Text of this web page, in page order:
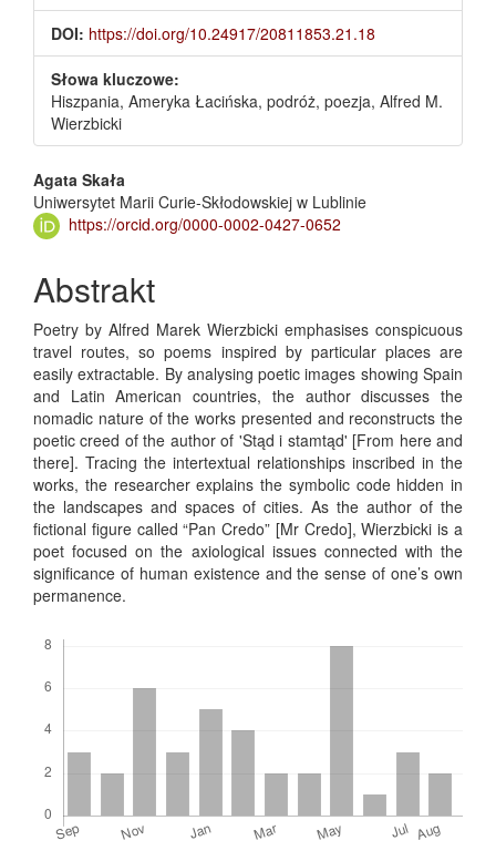
DOI: https://doi.org/10.24917/20811853.21.18
Słowa kluczowe:
Hiszpania, Ameryka Łacińska, podróż, poezja, Alfred M.
Wierzbicki
Main
Article
Agata Skała
Uniwersytet Marii Curie-Skłodowskiej w Lublinie
https://orcid.org/0000-0002-0427-0652
Abstrakt
Poetry by Alfred Marek Wierzbicki emphasises conspicuous
travel routes, so poems inspired by particular places are
easily extractable. By analysing poetic images showing Spain
and Latin American countries, the author discusses the
nomadic nature of the works presented and reconstructs the
poetic creed of the author of 'Stąd i stamtąd' [From here and
there]. Tracing the intertextual relationships inscribed in the
works, the researcher explains the symbolic code hidden in
the landscapes and spaces of cities. As the author of the
fictional figure called “Pan Credo” [Mr Credo], Wierzbicki is a
poet focused on the axiological issues connected with the
significance of human existence and the sense of one’s own
permanence.